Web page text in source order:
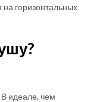
горизонтальных
идеале, чем